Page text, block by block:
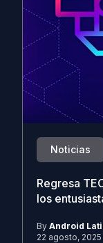
Noticias
Regresa
los
By Android
22 agosto, 2025